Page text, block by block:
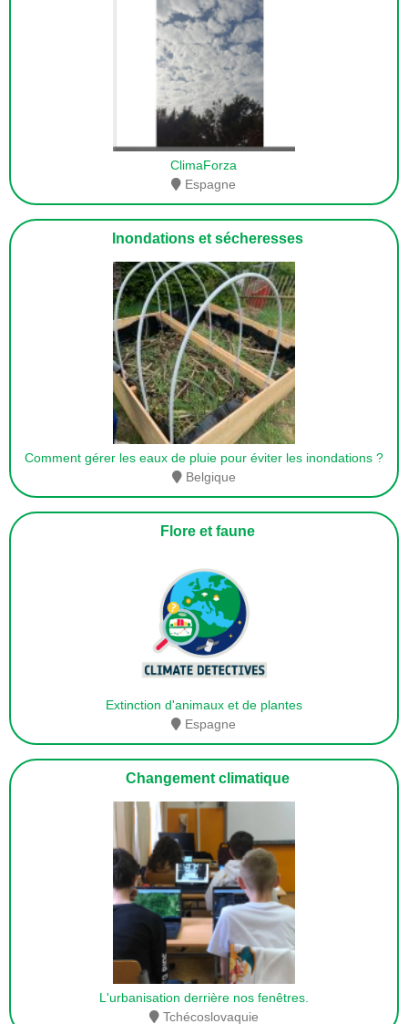
ClimaForza
Espagne
Inondations et sécheresses
Comment gérer les eaux de pluie pour éviter les inondations ?
Belgique
Flore et faune
Extinction d'animaux et de plantes
Espagne
Changement climatique
L'urbanisation derrière nos fenêtres.
Tchécoslovaquie